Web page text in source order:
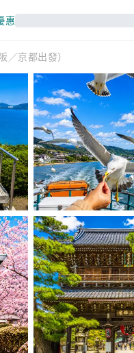
惠
／京都出發）